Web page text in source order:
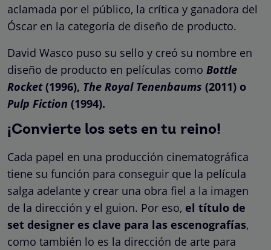
aclamada por el público, la crítica y ganadora del
Óscar en la categoría de diseño de producto.
David Wasco puso su sello y creó su nombre en
diseño de producto en películas como Bottle
Rocket(1996), The Royal Tenenbaums (2011) o
Pulp Fiction (1994).
¡Convierte los sets en tu reino!
Cada papel en una producción cinematográfica
tiene su función para conseguir que la película
salga adelante y crear una obra fiel a la imagen
de la dirección y el guion. Por eso, el título de
set designer es clave para las escenografías,
como también lo es la dirección de arte para